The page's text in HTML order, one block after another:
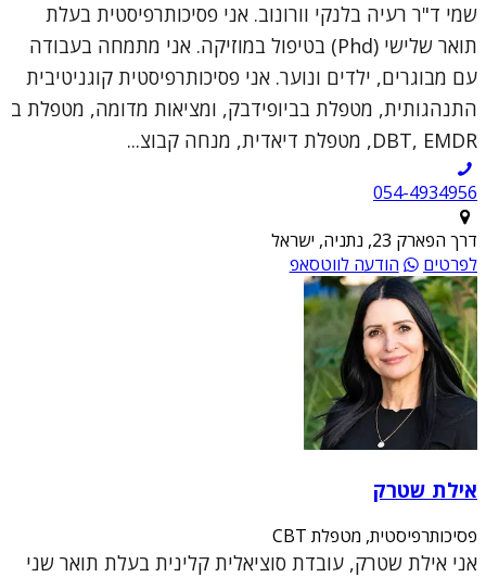
שמי ד"ר רעיה בלנקי וורונוב. אני פסיכותרפיסטית בעלת
תואר שלישי (Phd) בטיפול במוזיקה. אני מתמחה בעבודה
עם מבוגרים, ילדים ונוער. אני פסיכותרפיסטית קוגניטיבית
התנהגותית, מטפלת בביופידבק, ומציאות מדומה, מטפלת ב
DBT, EMDR, מטפלת דיאדית, מנחה קבוצ...
054-4934956
דרך הפארק 23, נתניה, ישראל
לפרטים
הודעה לווטסאפ
אילת שטרק
פסיכותרפיסטית, מטפלת CBT
אני אילת שטרק, עובדת סוציאלית קלינית בעלת תואר שני